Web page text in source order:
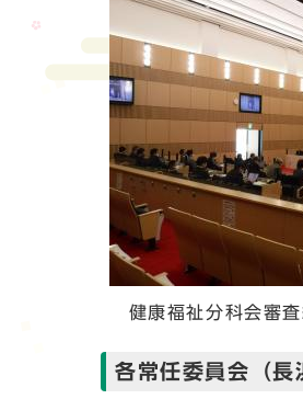
健康福祉分科会審査
各常任委員会（長